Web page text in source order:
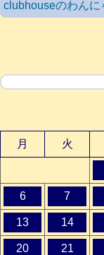
clubhouseのわん
検索
月
火
6 7
13 14
20 21